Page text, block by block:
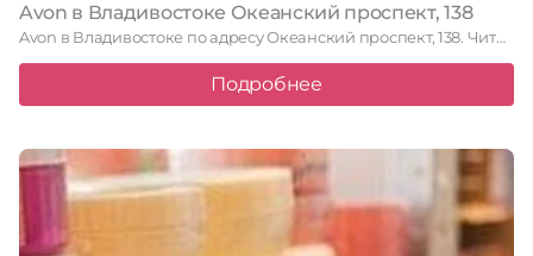
Avon в Владивостоке Океанский проспект, 138
Avon в Владивостоке по адресу Океанский проспект, 138. Читайте отзывы, …
Подробнее